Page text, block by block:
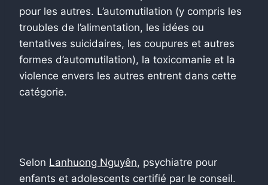
pour les autres. L’automutilation (y compris les
troubles de l’alimentation, les idées ou
tentatives suicidaires, les coupures et autres
formes d’automutilation), la toxicomanie et la
violence envers les autres entrent dans cette
catégorie.
Selon Lanhuong Nguyên, psychiatre pour
enfants et adolescents certifié par le conseil.